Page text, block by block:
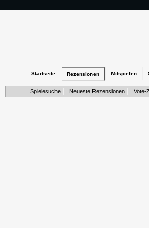
Startseite Rezensionen Mitspielen
Spielesuche Neueste Rezensionen Vote-